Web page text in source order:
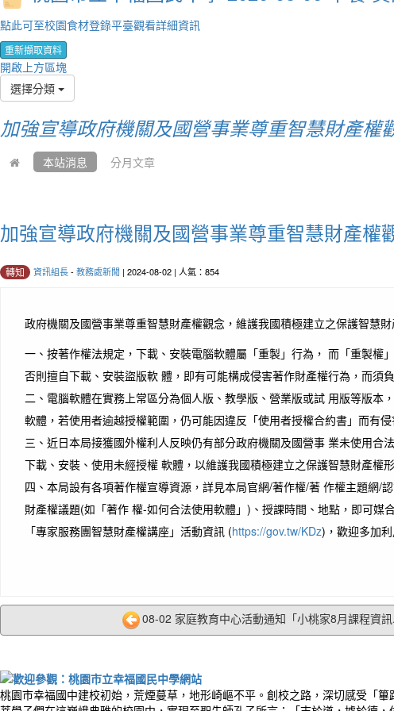
點此可至校園食材登錄平臺觀看詳細資訊
重新擷取資料
開啟上方區塊
選擇分類
加強宣導政府機關及國營事業尊重智慧財產
本站消息 分月文章
加強宣導政府機關及國營事業尊重智慧財產權
轉知 資訊組長- 教務處新聞 | 2024-08-02 | 人氣：854
政府機關及國營事業尊重智慧財產權觀念，維護我國積極建立之保護智慧
一、按著作權法規定，下載、安裝電腦軟體屬「重製」行為， 而「重製權
否則擅自下載、安裝盜版軟 體，即有可能構成侵害著作財產權行為，而須
二、電腦軟體在實務上常區分為個人版、教學版、營業版或試 用版等版
軟體，若使用者逾越授權範圍，仍可能因違反「使用者授權合約書」而有
三、近日本局接獲國外權利人反映仍有部分政府機關及國營事 業未使用
下載、安裝、使用未經授權 軟體，以維護我國積極建立之保護智慧財產權形
四、本局設有各項著作權宣導資源，詳見本局官網/著作權/著 作權主題網/
財產權議題(如「著作 權-如何合法使用軟體」)、授課時間、地點，即可
「專家服務團智慧財產權講座」活動資訊 (https://gov.tw/KDz)，歡迎多加利
08-02 家庭教育中心活動通知「小桃家8月課程資
桃園市幸福國中建校初始，荒煙蔓草，地形崎嶇不平。創校之路，深切感受「